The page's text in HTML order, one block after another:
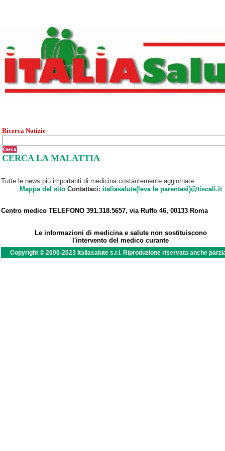
Ricerca Notizie
CERCA LA MALATTIA
Tutte le news più importanti di medicina costantemente aggiornate.
Mappa del sitoContattaci: italiasalute(leva le parentesi)@tiscali.it
Centro medico TELEFONO 391.318.5657, via Ruffo 46, 00133 Roma
Le informazioni di medicina e salute non sostituiscono
l'intervento del medico curante
Copyright © 2000-2023 Italiasalute s.r.l. Riproduzione riservata anche